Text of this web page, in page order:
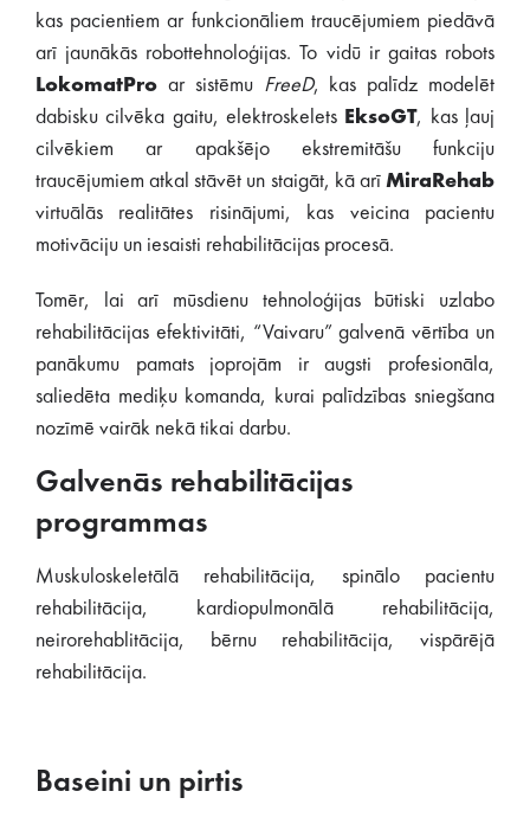
kas pacientiem ar funkcionāliem traucējumiem piedāvā
arī jaunākās robottehnoloģijas. To vidū ir gaitas robots
LokomatPro ar sistēmu FreeD, kas palīdz modelēt
dabisku cilvēka gaitu, elektroskelets EksoGT, kas ļauj
cilvēkiem ar apakšējo ekstremitāšu funkciju
traucējumiem atkal stāvēt un staigāt, kā arī MiraRehab
virtuālās realitātes risinājumi, kas veicina pacientu
motivāciju un iesaisti rehabilitācijas procesā.
Tomēr, lai arī mūsdienu tehnoloģijas būtiski uzlabo
rehabilitācijas efektivitāti, “Vaivaru” galvenā vērtība un
panākumu pamats joprojām ir augsti profesionāla,
saliedēta mediķu komanda, kurai palīdzības sniegšana
nozīmē vairāk nekā tikai darbu.
Galvenās rehabilitācijas
programmas
Muskuloskeletālā rehabilitācija, spinālo pacientu
rehabilitācija, kardiopulmonālā rehabilitācija,
neirorehablitācija, bērnu rehabilitācija, vispārējā
rehabilitācija.
Baseini un pirtis